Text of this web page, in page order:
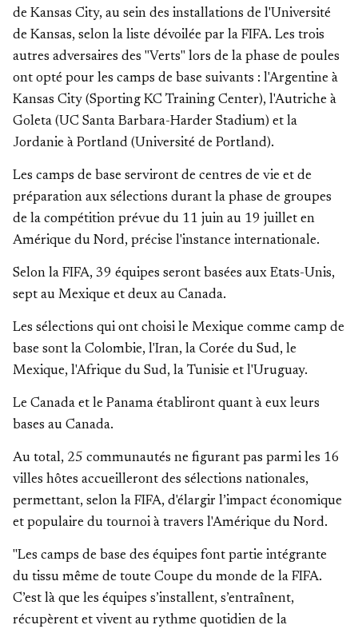
de Kansas City, au sein des installations de l'Université
de Kansas, selon la liste dévoilée par la FIFA. Les trois
autres adversaires des "Verts" lors de la phase de poules
ont opté pour les camps de base suivants : l'Argentine à
Kansas City (Sporting KC Training Center), l'Autriche à
Goleta (UC Santa Barbara-Harder Stadium) et la
Jordanie à Portland (Université de Portland).
Les camps de base serviront de centres de vie et de
préparation aux sélections durant la phase de groupes
de la compétition prévue du 11 juin au 19 juillet en
Amérique du Nord, précise l'instance internationale.
Selon la FIFA, 39 équipes seront basées aux Etats-Unis,
sept au Mexique et deux au Canada.
Les sélections qui ont choisi le Mexique comme camp de
base sont la Colombie, l'Iran, la Corée du Sud, le
Mexique, l'Afrique du Sud, la Tunisie et l'Uruguay.
Le Canada et le Panama établiront quant à eux leurs
bases au Canada.
Au total, 25 communautés ne figurant pas parmi les 16
villes hôtes accueilleront des sélections nationales,
permettant, selon la FIFA, d'élargir l’impact économique
et populaire du tournoi à travers l'Amérique du Nord.
"Les camps de base des équipes font partie intégrante
du tissu même de toute Coupe du monde de la FIFA.
C’est là que les équipes s’installent, s’entraînent,
récupèrent et vivent au rythme quotidien de la